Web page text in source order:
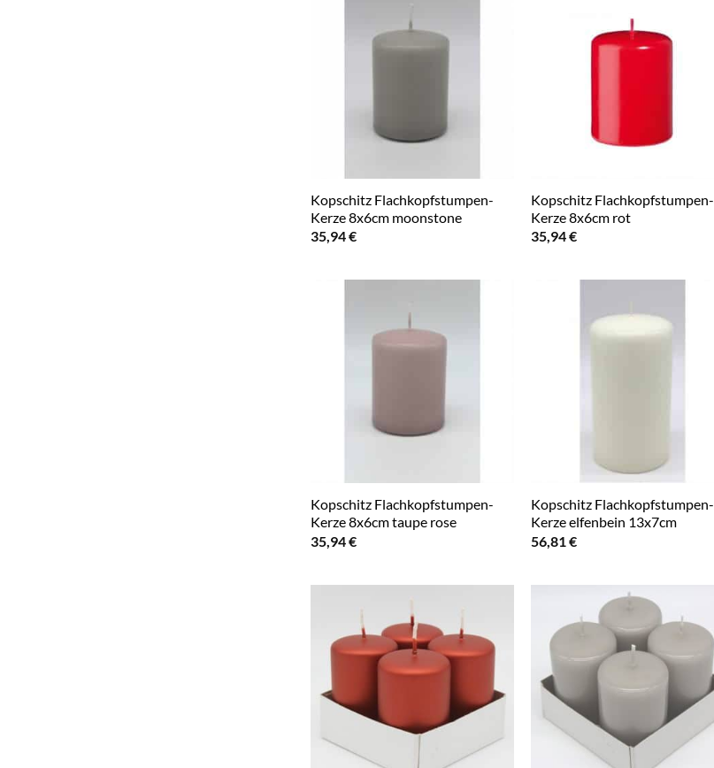
Kopschitz Flachkopfstumpen-
Kerze 8x6cm moonstone
35,94€
Kopschitz Flachkopfstumpen-
Kerze 8x6cm rot
35,94€
Kopschitz Flachkopfstumpen-
Kerze 8x6cm taupe rose
35,94€
Kopschitz Flachkopfstumpen-
Kerze elfenbein 13x7cm
56,81€